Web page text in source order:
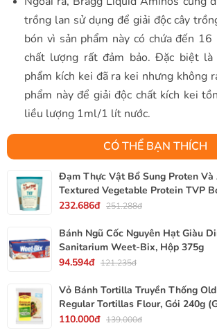
trồng lan sử dụng để giải độc cây
bón vì sản phẩm này có chứa đến
chất lượng rất đảm bảo. Đặc biệt là
phẩm kích kei đã ra kei nhưng không
phẩm này để giải độc chất kích kei
liều lượng 1ml/1 lít nước.
CÓ THỂ BẠN THÍCH
Đạm Thực Vật Bổ Sung Proten
Textured Vegetable Protein TVP
340g, 12 Oz.
232.686đ 251.288đ
Bánh Ngũ Cốc Nguyên Hạt Giàu
Sanitarium Weet-Bix, Hộp 375g
94.594đ 121.235đ
Vỏ Bánh Tortilla Truyền Thống
Regular Tortillas Flour, Gói 240g
110.000đ 139.000đ